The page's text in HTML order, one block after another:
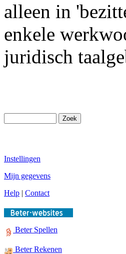
alleen in
enkele
juridisch
Instellingen
Mijn gegevens
Help | Contact
Beter Spellen
Beter Rekenen